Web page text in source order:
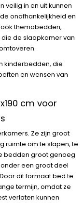
veilig in en uit kunnen
onafhankelijkheid en
themabedden,
de slaapkamer van
kinderbedden, die
en wensen van
cm voor
Ze zijn groot
ruimte om te slapen, te
bedden groot genoeg
een groot deel
dit formaat bed te
termijn, omdat ze
verlaten kunnen